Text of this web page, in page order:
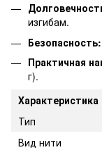
изгибам.
Безопасность:
Практичная
г).
Характеристика
Тип
Вид нити